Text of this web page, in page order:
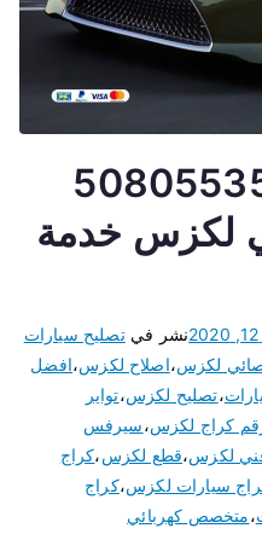
لكزس 50805535
لكزس خدمة
نشر فيتصليح سيارات
لكزس،اصلاح لكزس،افضل
،تصليح لكزس،تواير
كراج لكزس،سيرفس
لكزس،قطع لكزس،كراج
سيارات لكزس،كراج
،متخصص كهربائي